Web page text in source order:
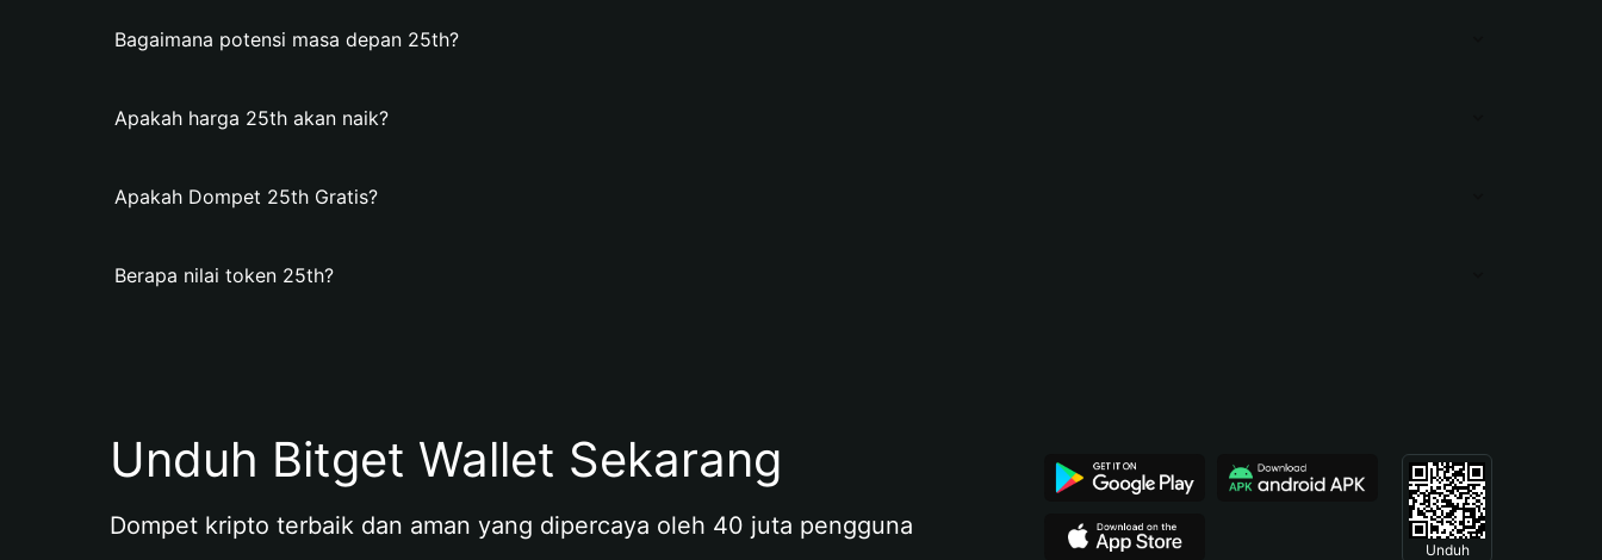
Bagaimana potensi masa depan 25th?
Apakah harga 25th akan naik?
Apakah Dompet 25th Gratis?
Berapa nilai token 25th?
Unduh Bitget Wallet Sekarang
Dompet kripto terbaik dan aman yang dipercaya oleh 40 juta pengguna
Unduh